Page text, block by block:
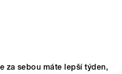
za sebou máte lepší týden,